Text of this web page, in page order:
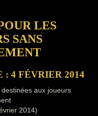
LES
SANS
: 4 FÉVRIER 2014
aux joueurs
2014)